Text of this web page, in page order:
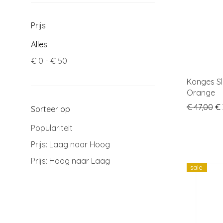
Prijs
Alles
€ 0 - € 50
Sorteer op
Populariteit
Prijs: Laag naar Hoog
Prijs: Hoog naar Laag
Konges
Orange
€47,00 €
sale